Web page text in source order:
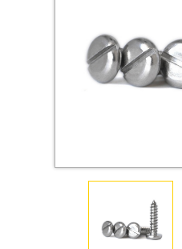
Крюки, кольца с
Крюки, кольца с
Саморезы и шурупы